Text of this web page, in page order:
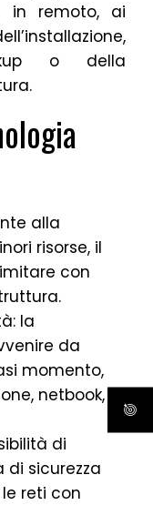
in remoto, ai
o della
alla
risorse, il
con
la
da
momento,
netbook,
di
sicurezza
reti con